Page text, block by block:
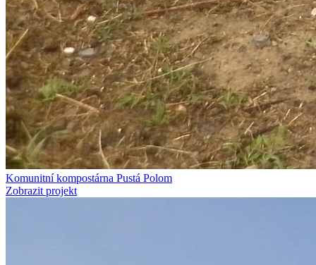
Komunitní kompostárna Pustá Polom
Zobrazit projekt